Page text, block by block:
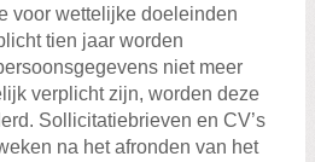
voor wettelijke doeleinden
tien jaar worden
niet meer
verplicht zijn, worden deze
Sollicitatiebrieven en CV’s
na het afronden van het